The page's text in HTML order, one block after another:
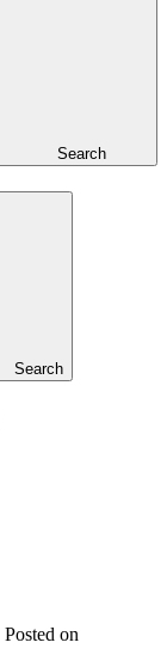
Search
Search
Posted on